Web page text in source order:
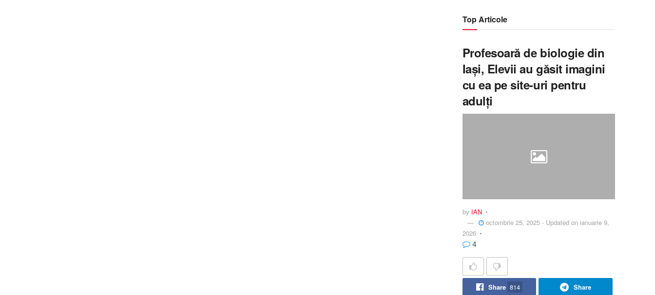
Top Articole
Profesoară de biologie din
Iași, Elevii au găsit imagini
cu ea pe site-uri pentru
adulți
by IAN
octombrie 25, 2025 - Updated on ianuarie 9,
2026
4
Share 814 Share